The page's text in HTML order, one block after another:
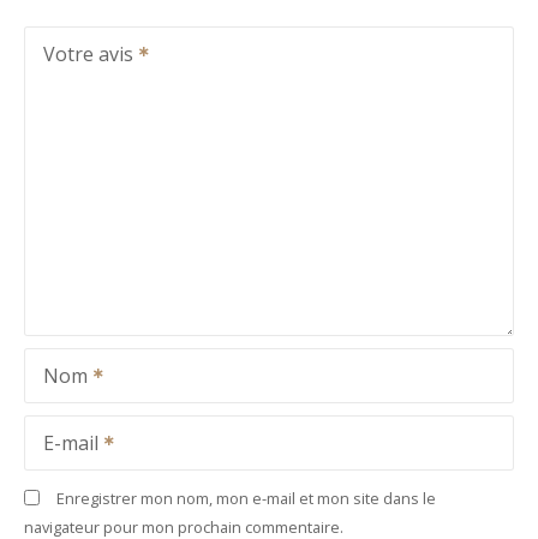
Votre avis
Nom
E-mail
Enregistrer mon nom, mon e-mail et mon site dans le
navigateur pour mon prochain commentaire.